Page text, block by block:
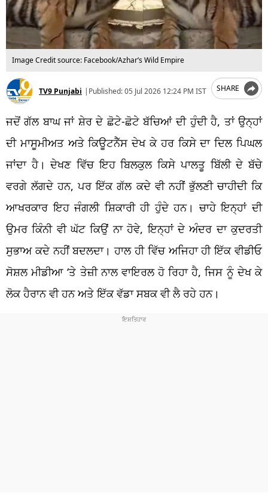
Image Credit source: Facebook/Azhar’s Wild Empire
TV9 Punjabi | Published:05 Jul 2026 12:24 PM IST SHARE
ਜਦੋਂ ਗੱਲ ਬਾਘ ਜਾਂ ਸ਼ੇਰ ਦੇ ਛੋਟੇ-ਛੋਟੇ ਬੱਚਿਆਂ ਦੀ ਹੁੰਦੀ ਹੈ, ਤਾਂ ਉਨ੍ਹਾਂ
ਦੀ ਮਾਸੂਮੀਅਤ ਅਤੇ ਕਿਊਟਨੈੱਸ ਦੇਖ ਕੇ ਹਰ ਕਿਸੇ ਦਾ ਦਿਲ ਪਿਘਲ
ਜਾਂਦਾ ਹੈ। ਦੇਖਣ ਵਿੱਚ ਇਹ ਬਿਲਕੁਲ ਕਿਸੇ ਪਾਲਤੂ ਬਿੱਲੀ ਦੇ ਬੱਚੇ
ਵਰਗੇ ਲੱਗਦੇ ਹਨ, ਪਰ ਇੱਕ ਗੱਲ ਕਦੇ ਵੀ ਨਹੀਂ ਭੁੱਲਣੀ ਚਾਹੀਦੀ ਕਿ
ਆਖਰਕਾਰ ਇਹ ਜੰਗਲੀ ਸ਼ਿਕਾਰੀ ਹੀ ਹੁੰਦੇ ਹਨ। ਚਾਹੇ ਇਨ੍ਹਾਂ ਦੀ
ਉਮਰ ਕਿੰਨੀ ਵੀ ਘੱਟ ਕਿਉਂ ਨਾ ਹੋਵੇ, ਇਨ੍ਹਾਂ ਦੇ ਅੰਦਰ ਦਾ ਕੁਦਰਤੀ
ਸੁਭਾਅ ਕਦੇ ਨਹੀਂ ਬਦਲਦਾ। ਹਾਲ ਹੀ ਵਿੱਚ ਅਜਿਹਾ ਹੀ ਇੱਕ ਵੀਡੀਓ
ਸੋਸ਼ਲ ਮੀਡੀਆ ‘ਤੇ ਤੇਜ਼ੀ ਨਾਲ ਵਾਇਰਲ ਹੋ ਰਿਹਾ ਹੈ, ਜਿਸ ਨੂੰ ਦੇਖ ਕੇ
ਲੋਕ ਹੈਰਾਨ ਵੀ ਹਨ ਅਤੇ ਇੱਕ ਵੱਡਾ ਸਬਕ ਵੀ ਲੈ ਰਹੇ ਹਨ।